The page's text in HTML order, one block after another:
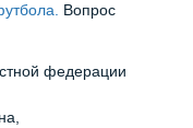
Вопрос
федерации